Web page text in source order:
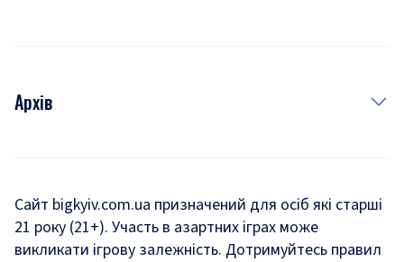
Архів
Комуналка
Сайт bigkyiv.com.ua призначений для осіб які старші
21 року (21+). Участь в азартних іграх може
викликати ігрову залежність. Дотримуйтесь правил